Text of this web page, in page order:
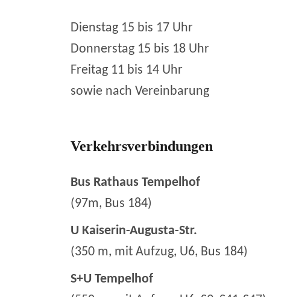
Dienstag 15 bis 17 Uhr
Donnerstag 15 bis 18 Uhr
Freitag 11 bis 14 Uhr
sowie nach Vereinbarung
Verkehrsverbindungen
Bus Rathaus Tempelhof
(97m, Bus 184)
U Kaiserin-Augusta-Str.
(350 m, mit Aufzug, U6, Bus 184)
S+U Tempelhof